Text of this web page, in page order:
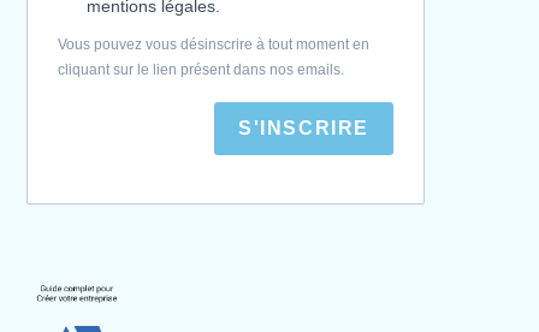
mentions légales.
Vous pouvez vous désinscrire à tout moment en
cliquant sur le lien présent dans nos emails.
S'INSCRIRE